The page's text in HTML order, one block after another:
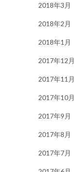
2018年3月
2018年2月
2018年1月
2017年12月
2017年11月
2017年10月
2017年9月
2017年8月
2017年7月